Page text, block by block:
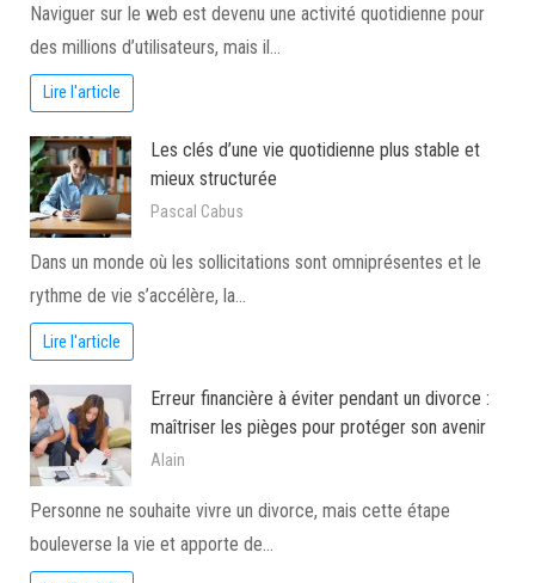
Naviguer sur le web est devenu une activité quotidienne pour
des millions d’utilisateurs, mais il…
Lire l'article
Les clés d’une vie quotidienne plus stable et
mieux structurée
Pascal Cabus
Dans un monde où les sollicitations sont omniprésentes et le
rythme de vie s’accélère, la…
Lire l'article
Erreur financière à éviter pendant un divorce :
maîtriser les pièges pour protéger son avenir
Alain
Personne ne souhaite vivre un divorce, mais cette étape
bouleverse la vie et apporte de…